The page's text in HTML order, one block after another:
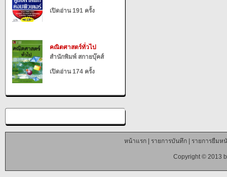
เปิดอ่าน 191 ครั้ง
คณิตศาสตร์ทั่วไป
สำนักพิมพ์ สกายบุ๊คส์
เปิดอ่าน 174 ครั้ง
หน้าแรก| รายการบันทึก| รายการยืมห
Copyright © 2013